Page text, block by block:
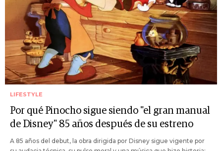
LIFESTYLE
Por qué Pinocho sigue siendo "el gran manual
de Disney" 85 años después de su estreno
A 85 años del debut, la obra dirigida por Disney sigue vigente por